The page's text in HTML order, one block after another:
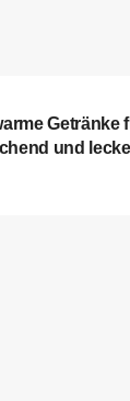
Getränke
und